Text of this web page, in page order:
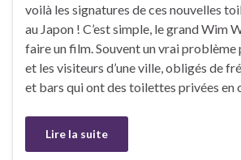
voilà les signatures de ces nouvelles
au Japon ! C’est simple, le grand Wim
faire un film. Souvent un vrai problème
et les visiteurs d’une ville, obligés de
et bars qui ont des toilettes privées en
Lire la suite